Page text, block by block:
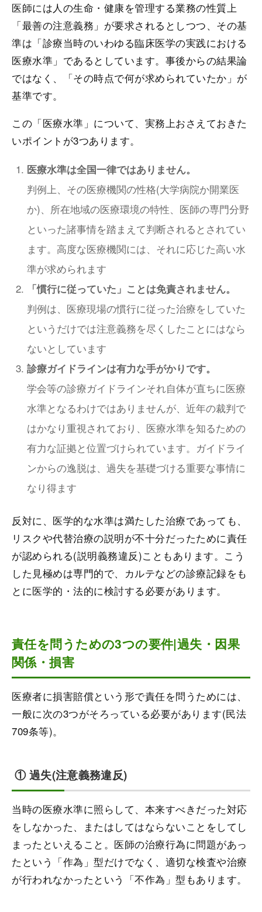
医師には人の生命・健康を管理する業務の性質上
「最善の注意義務」が要求されるとしつつ、その基
準は「診療当時のいわゆる臨床医学の実践における
医療水準」であるとしています。事後からの結果論
ではなく、「その時点で何が求められていたか」が
基準です。
この「医療水準」について、実務上おさえておきた
いポイントが3つあります。
医療水準は全国一律ではありません。
判例上、その医療機関の性格(大学病院か開業医
か)、所在地域の医療環境の特性、医師の専門分野
といった諸事情を踏まえて判断されるとされてい
ます。高度な医療機関には、それに応じた高い水
準が求められます
「慣行に従っていた」ことは免責されません。
判例は、医療現場の慣行に従った治療をしていた
というだけでは注意義務を尽くしたことにはなら
ないとしています
診療ガイドラインは有力な手がかりです。
学会等の診療ガイドラインそれ自体が直ちに医療
水準となるわけではありませんが、近年の裁判で
はかなり重視されており、医療水準を知るための
有力な証拠と位置づけられています。ガイドライ
ンからの逸脱は、過失を基礎づける重要な事情に
なり得ます
反対に、医学的な水準は満たした治療であっても、
リスクや代替治療の説明が不十分だったために責任
が認められる(説明義務違反)こともあります。こう
した見極めは専門的で、カルテなどの診療記録をも
とに医学的・法的に検討する必要があります。
責任を問うための3つの要件|過失・因果
関係・損害
医療者に損害賠償という形で責任を問うためには、
一般に次の3つがそろっている必要があります(民法
709条等)。
① 過失(注意義務違反)
当時の医療水準に照らして、本来すべきだった対応
をしなかった、またはしてはならないことをしてし
まったといえること。医師の治療行為に問題があっ
たという「作為」型だけでなく、適切な検査や治療
が行われなかったという「不作為」型もあります。